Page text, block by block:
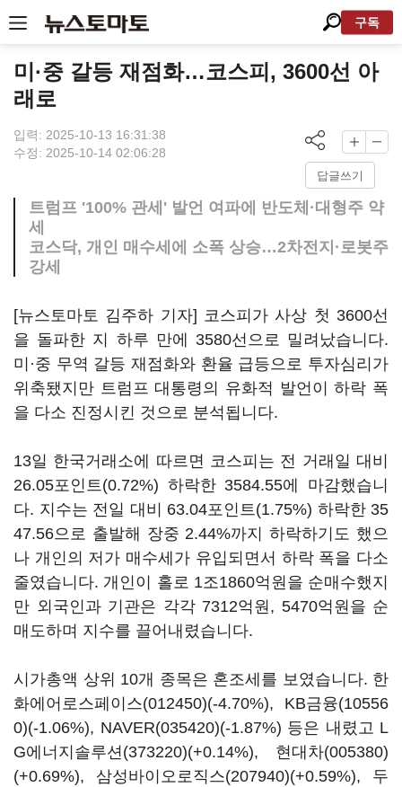
구독
미·중 갈등 재점화…코스피, 3600선 아
래로
입력: 2025-10-13 16:31:38
수정: 2025-10-14 02:06:28
답글쓰기
트럼프 '100% 관세' 발언 여파에 반도체·대형주 약
세
코스닥, 개인 매수세에 소폭 상승…2차전지·로봇주
강세
[뉴스토마토 김주하 기자] 코스피가 사상 첫 3600선
을 돌파한 지 하루 만에 3580선으로 밀려났습니다.
미·중 무역 갈등 재점화와 환율 급등으로 투자심리가
위축됐지만 트럼프 대통령의 유화적 발언이 하락 폭
을 다소 진정시킨 것으로 분석됩니다.
13일 한국거래소에 따르면 코스피는 전 거래일 대비
26.05포인트(0.72%) 하락한 3584.55에 마감했습니
다. 지수는 전일 대비 63.04포인트(1.75%) 하락한 35
47.56으로 출발해 장중 2.44%까지 하락하기도 했으
나 개인의 저가 매수세가 유입되면서 하락 폭을 다소
줄였습니다. 개인이 홀로 1조1860억원을 순매수했지
만 외국인과 기관은 각각 7312억원, 5470억원을 순
매도하며 지수를 끌어내렸습니다.
시가총액 상위 10개 종목은 혼조세를 보였습니다. 한
화에어로스페이스(012450)(-4.70%), KB금융(10556
0)(-1.06%), NAVER(035420)(-1.87%) 등은 내렸고 L
G에너지솔루션(373220)(+0.14%), 현대차(005380)
(+0.69%), 삼성바이오로직스(207940)(+0.59%), 두